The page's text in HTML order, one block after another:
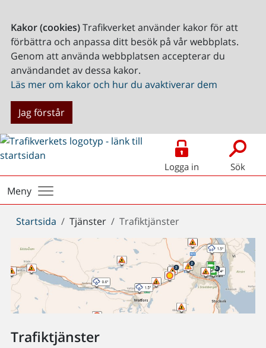
Kakor (cookies)Trafikverket använder kakor för att
förbättra och anpassa ditt besök på vår webbplats.
Genom att använda webbplatsen accepterar du
användandet av dessa kakor.
Läs mer om kakor och hur du avaktiverar dem
Jag förstår
Logga in Sök
Meny
Du
här:
Startsida Tjänster Trafiktjänster
Trafiktjänster